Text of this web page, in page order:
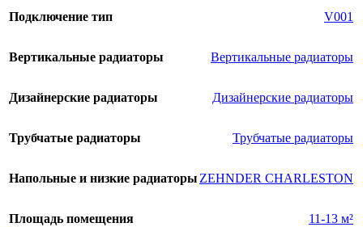
Подключение тип V001
Вертикальные радиаторы Вертикальные радиаторы
Дизайнерские радиаторы Дизайнерские радиаторы
Трубчатые радиаторы Трубчатые радиаторы
Напольные и низкие радиаторы ZEHNDER CHARLESTON
Площадь помещения
11-13 м²